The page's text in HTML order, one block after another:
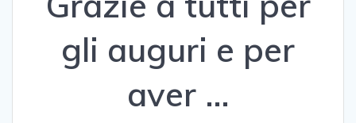
gli auguri e per
aver …